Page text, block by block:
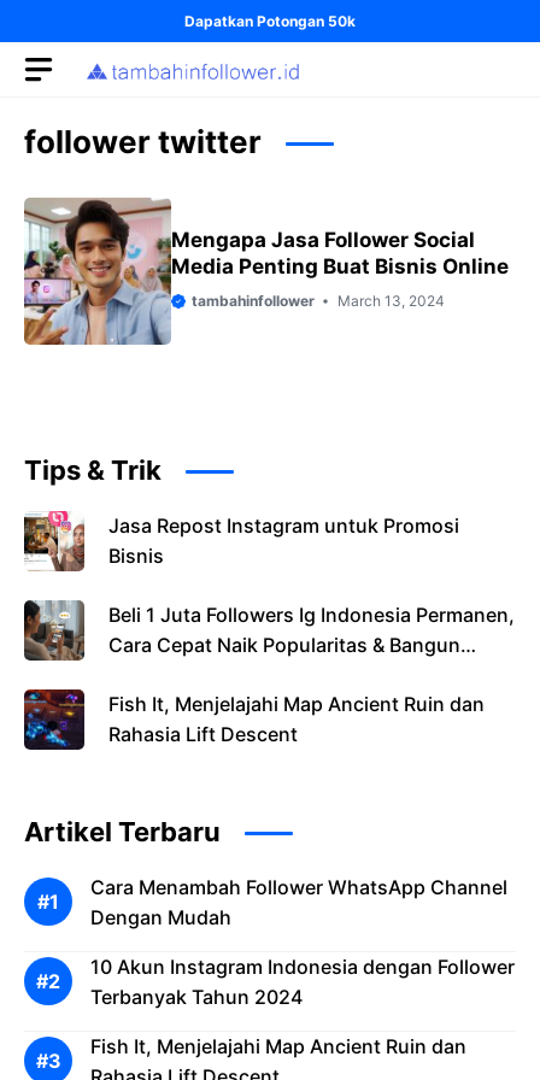
to
content
Dapatkan Potongan 50k
follower twitter
Mengapa Jasa Follower Social
Media Penting Buat Bisnis Online
tambahinfollower March 13, 2024
Tips & Trik
Jasa Repost Instagram untuk Promosi
Bisnis
Beli 1 Juta Followers Ig Indonesia Permanen,
Cara Cepat Naik Popularitas & Bangun
Fish It, Menjelajahi Map Ancient Ruin dan
Rahasia Lift Descent
Artikel Terbaru
Cara Menambah Follower WhatsApp Channel
Dengan Mudah
10 Akun Instagram Indonesia dengan Follower
Terbanyak Tahun 2024
Fish It, Menjelajahi Map Ancient Ruin dan